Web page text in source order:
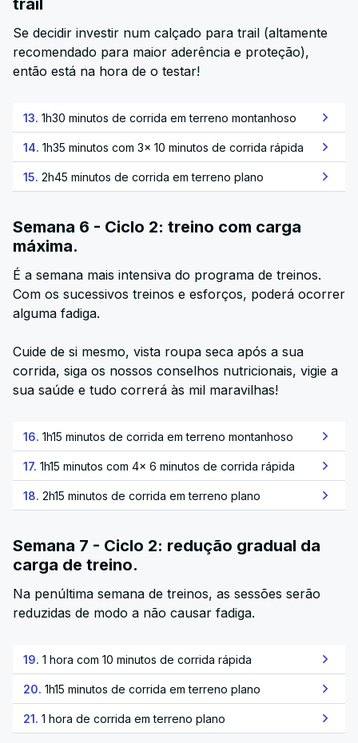
trail
Se decidir investir num calçado para trail (altamente
recomendado para maior aderência e proteção),
então está na hora de o testar!
13. 1h30 minutos de corrida em terreno montanhoso
14. 1h35 minutos com 3x 10 minutos de corrida rápida
15. 2h45 minutos de corrida em terreno plano
Semana 6 - Ciclo 2: treino com carga
máxima.
É a semana mais intensiva do programa de treinos.
Com os sucessivos treinos e esforços, poderá ocorrer
alguma fadiga.
Cuide de si mesmo, vista roupa seca após a sua
corrida, siga os nossos conselhos nutricionais, vigie a
sua saúde e tudo correrá às mil maravilhas!
16. 1h15 minutos de corrida em terreno montanhoso
17. 1h15 minutos com 4x 6 minutos de corrida rápida
18. 2h15 minutos de corrida em terreno plano
Semana 7 - Ciclo 2: redução gradual da
carga de treino.
Na penúltima semana de treinos, as sessões serão
reduzidas de modo a não causar fadiga.
19. 1 hora com 10 minutos de corrida rápida
20. 1h15 minutos de corrida em terreno plano
21. 1 hora de corrida em terreno plano